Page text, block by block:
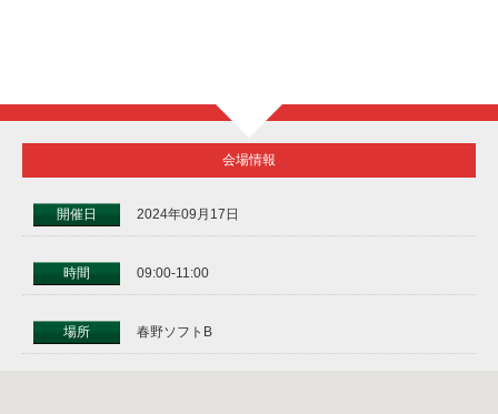
会場情報
開催日 2024年09月17日
時間 09:00-11:00
場所 春野ソフトB